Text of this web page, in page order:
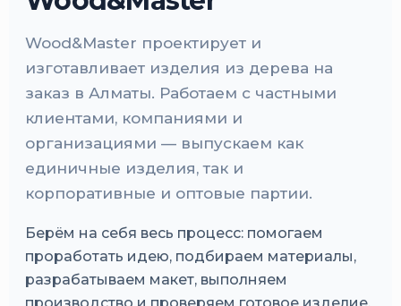
Wood&Master проектирует и
изготавливает изделия из дерева на
заказ в Алматы. Работаем с частными
клиентами, компаниями и
организациями — выпускаем как
единичные изделия, так и
корпоративные и оптовые партии.
Берём на себя весь процесс: помогаем
проработать идею, подбираем материалы,
разрабатываем макет, выполняем